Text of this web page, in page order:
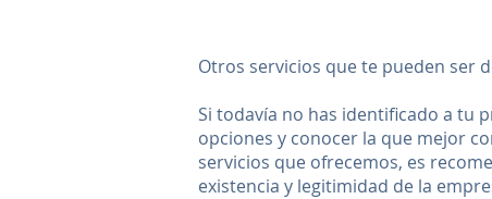
Otros servicios que te pueden ser
Si todavía no has identificado a tu
opciones y conocer la que mejor
servicios que ofrecemos, es
existencia y legitimidad de la